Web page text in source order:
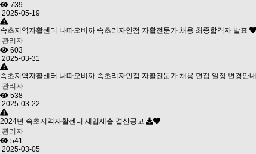
739
2025-05-19
속초지역자활센터 나따오비까 속초리자인점 자활전문가 채용 최종합격자 발표
관리자
603
2025-03-31
속초지역자활센터 나따오비까 속초리자인점 자활전문가 채용 면접 일정 변경안내
관리자
538
2025-03-22
2024년 속초지역자활센터 세입세출 결산공고
관리자
541
2025-03-05